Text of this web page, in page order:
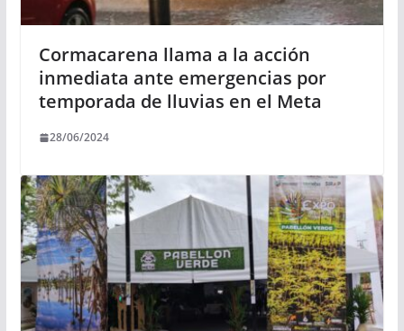
Cormacarena llama a la acción
inmediata ante emergencias por
temporada de lluvias en el Meta
28/06/2024